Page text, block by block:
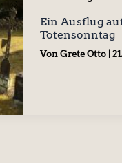
Ein Ausflug
Totensonntag
Von Grete Otto